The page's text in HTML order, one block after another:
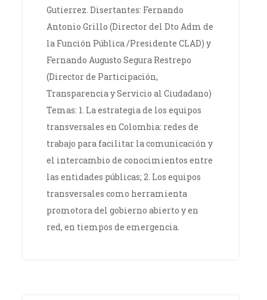
Gutierrez. Disertantes: Fernando
Antonio Grillo (Director del Dto Adm de
la Función Pública /Presidente CLAD) y
Fernando Augusto Segura Restrepo
(Director de Participación,
Transparencia y Servicio al Ciudadano)
Temas: 1. La estrategia de los equipos
transversales en Colombia: redes de
trabajo para facilitar la comunicación y
el intercambio de conocimientos entre
las entidades públicas; 2. Los equipos
transversales como herramienta
promotora del gobierno abierto y en
red, en tiempos de emergencia.